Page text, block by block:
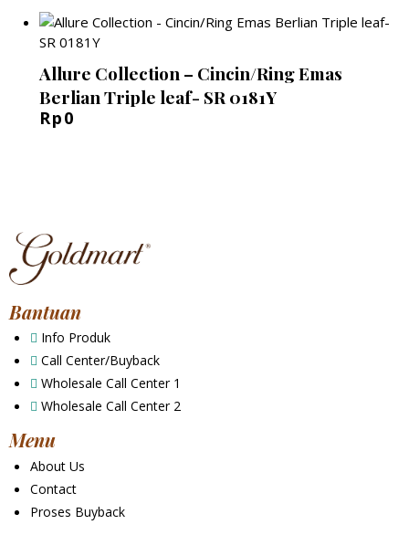
Allure Collection – Cincin/Ring Emas
Berlian Triple leaf- SR 0181Y
Rp0
Bantuan
Info Produk
Call Center/Buyback
Wholesale Call Center 1
Wholesale Call Center 2
Menu
About Us
Contact
Proses Buyback